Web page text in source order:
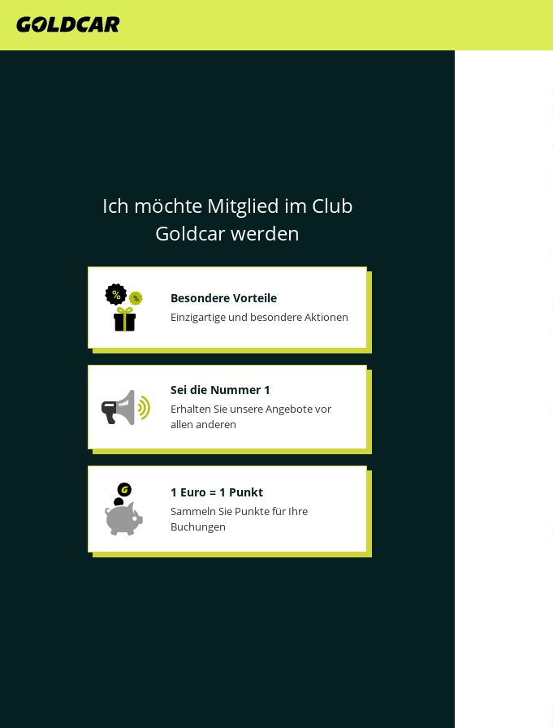
Ich möchte Mitglied im Club
Goldcar werden
Besondere Vorteile
Einzigartige und besondere Aktionen
Sei die Nummer 1
Erhalten Sie unsere Angebote vor
allen anderen
1 Euro = 1 Punkt
Sammeln Sie Punkte für Ihre
Buchungen